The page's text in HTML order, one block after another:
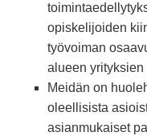
opiskelijoiden
työvoiman
alueen
Meidän on
oleellisista
asianmukaiset